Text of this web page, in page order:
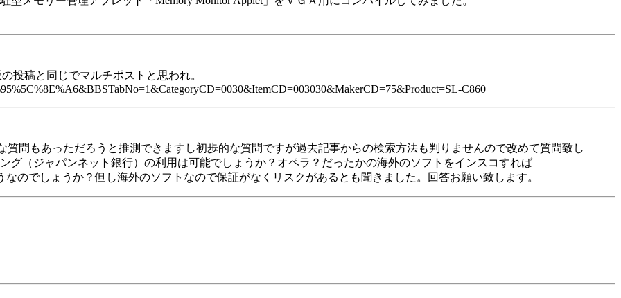
投稿と同じでマルチポストと思われ。
C860
質問もあっただろうと推測できますし初歩的な質問ですが過去記事からの検索方法も判りませんので改めて質問致し
グ（ジャパンネット銀行）の利用は可能でしょうか？オペラ？だったかの海外のソフトをインスコすれば
のでしょうか？但し海外のソフトなので保証がなくリスクがあるとも聞きました。回答お願い致します。